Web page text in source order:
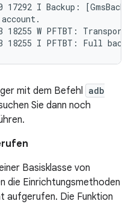
17292 I Backup:
18255 W PFTBT:
mit dem Befehl
adb
Sie dann noch
Basisklasse von
die Einrichtungsmethoden
aufgerufen. Die Funktion